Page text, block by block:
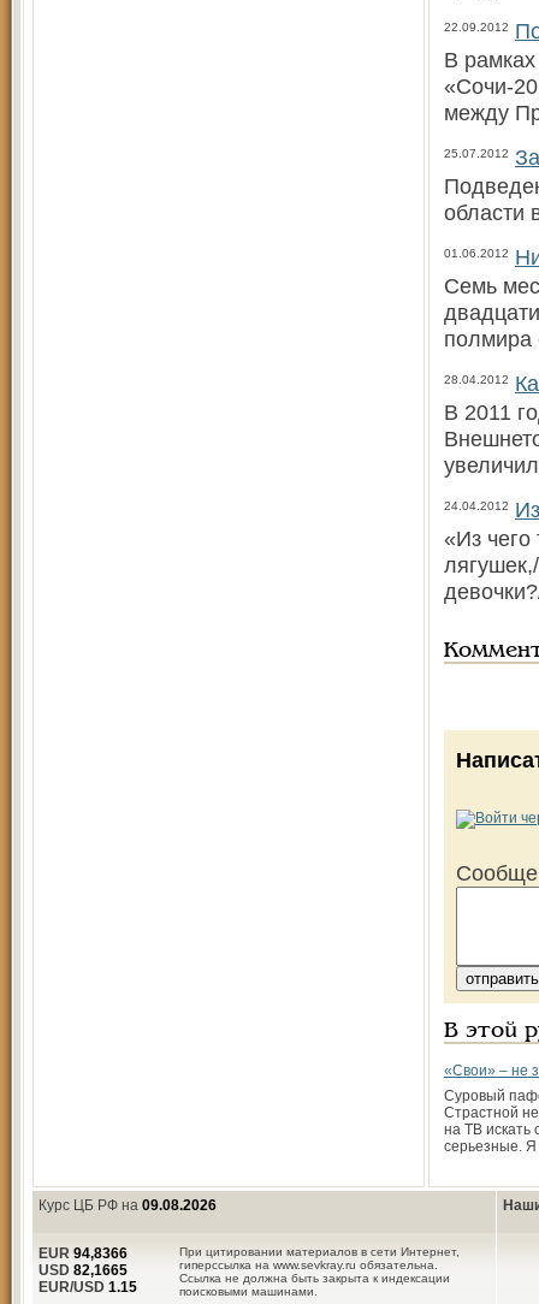
22.09.2012
В
«Сочи-
между
25.07.2012
области
01.06.2012
Семь
полмира
28.04.2012
В 2011
24.04.2012
«Из
В этой
«Свои» – не
Суровый
Страстной
на ТВ искать
серьезные. Я
Курс ЦБ РФ на 09.08.2026
При цитировании материалов в сети Интернет,
гиперссылка на www.sevkray.ru обязательна.
Ссылка не должна быть закрыта к индексации
поисковыми машинами.
EUR 94,8366
USD 82,1665
EUR/USD 1.15